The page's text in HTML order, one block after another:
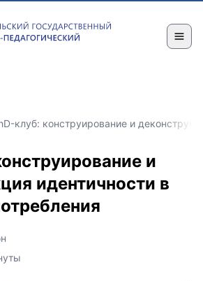
клуб: конструирование и
и
идентичности в